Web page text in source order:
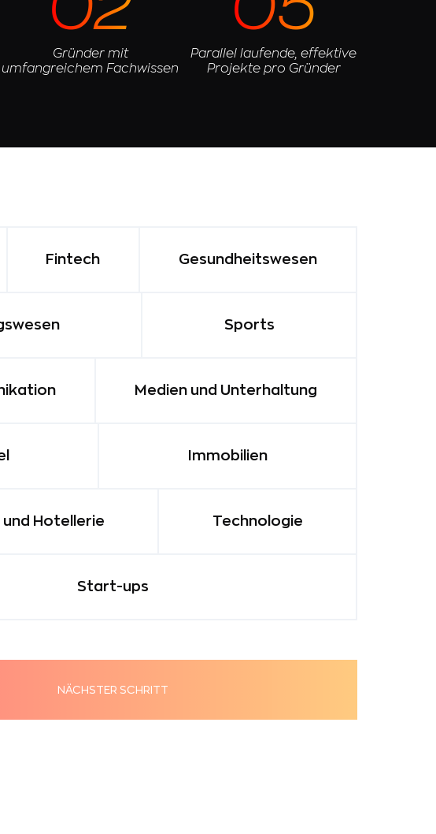
Gründer mit
umfangreichem Fachwissen
Parallel laufende, effektive
Projekte pro Gründer
Fintech Gesundheitswesen
Sports
Medien und Unterhaltung
Immobilien
und Hotellerie Technologie
Start-ups
NÄCHSTER SCHRITT